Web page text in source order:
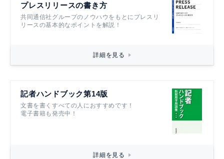
プレスリリースの書き方
共同通信社グループのノウハウをもとにプレスリ
リースの基本的なポイントを解説！
詳細を見る
記者ハンドブック第14版
文書を書くすべての人におすすめです！
電子書籍も発売中！
詳細を見る